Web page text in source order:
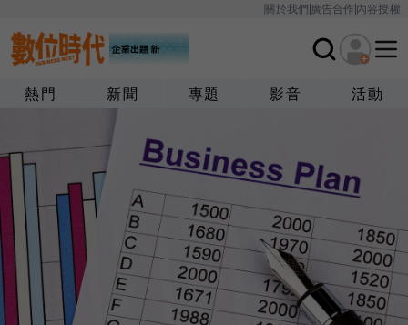
關於我們廣告合作內容授權
熱門 新聞 專題 影音 活動